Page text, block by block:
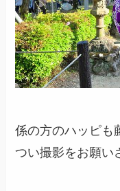
係の方のハッピも
つい撮影をお願い